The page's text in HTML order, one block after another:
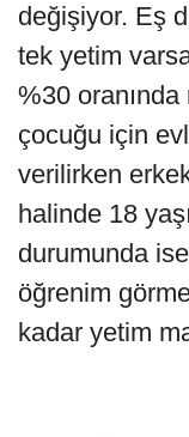
değişiyor. Eş
tek yetim
%30 oranında
çocuğu için
verilirken
halinde 18
durumunda
öğrenim
kadar yetim